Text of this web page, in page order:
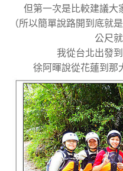
但第一次是比較建議大
（所以簡單說路開到底就
公尺
我從台北出發
徐阿暉說從花蓮到那